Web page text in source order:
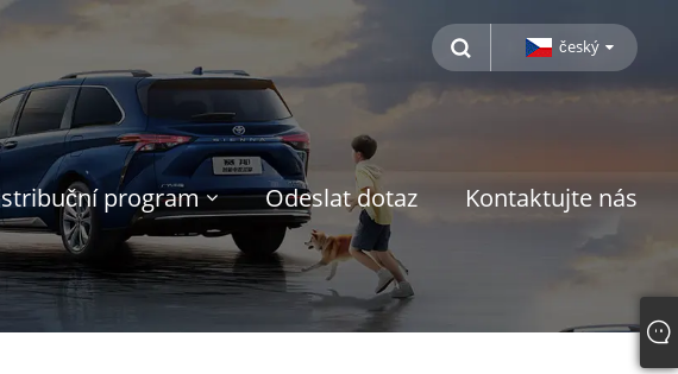
český
program Odeslat dotaz Kontaktujte nás